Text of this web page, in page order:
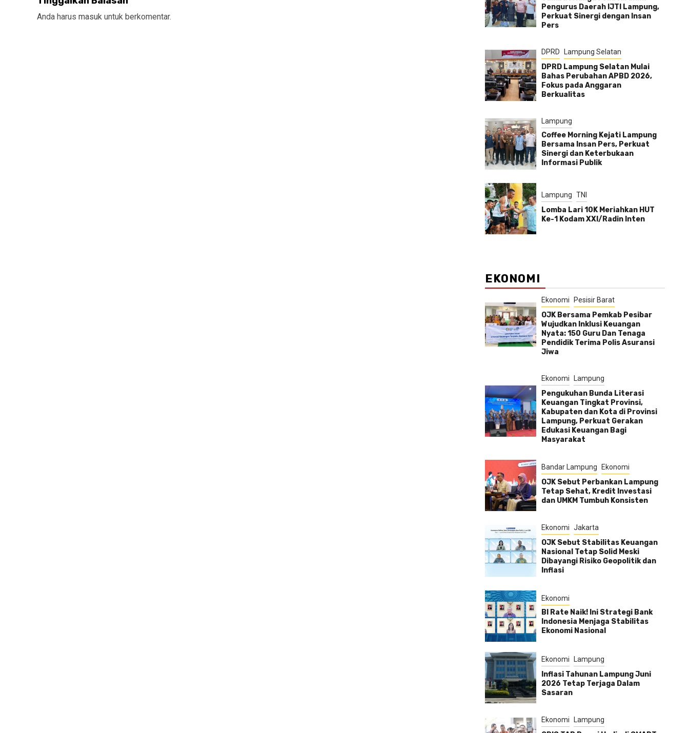
Anda harus masuk untuk berkomentar.
Pengurus Daerah IJTI Lampung,
Perkuat Sinergi dengan Insan
Pers
DPRD Lampung Selatan
DPRD Lampung Selatan Mulai
Bahas Perubahan APBD 2026,
Fokus pada Anggaran
Berkualitas
Lampung
Coffee Morning Kejati Lampung
Bersama Insan Pers, Perkuat
Sinergi dan Keterbukaan
Informasi Publik
Lampung TNI
Lomba Lari 10K Meriahkan HUT
Ke-1 Kodam XXI/Radin Inten
EKONOMI
Ekonomi Pesisir Barat
OJK Bersama Pemkab Pesibar
Wujudkan Inklusi Keuangan
Nyata: 150 Guru Dan Tenaga
Pendidik Terima Polis Asuransi
Jiwa
Ekonomi Lampung
Pengukuhan Bunda Literasi
Keuangan Tingkat Provinsi,
Kabupaten dan Kota di Provinsi
Lampung, Perkuat Gerakan
Edukasi Keuangan Bagi
Masyarakat
Bandar Lampung Ekonomi
OJK Sebut Perbankan Lampung
Tetap Sehat, Kredit Investasi
dan UMKM Tumbuh Konsisten
Ekonomi Jakarta
OJK Sebut Stabilitas Keuangan
Nasional Tetap Solid Meski
Dibayangi Risiko Geopolitik dan
Inflasi
Ekonomi
BI Rate Naik! Ini Strategi Bank
Indonesia Menjaga Stabilitas
Ekonomi Nasional
Ekonomi Lampung
Inflasi Tahunan Lampung Juni
2026 Tetap Terjaga Dalam
Sasaran
Ekonomi Lampung